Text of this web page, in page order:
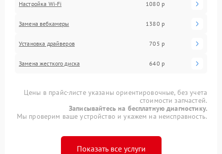
Настройка Wi-Fi 1080 р
Замена вебкамеры 1380 р
Установка драйверов 705 р
Замена жесткого диска 640 р
Цены в прайс-листе указаны ориентировочные, без учета
стоимости запчастей.
Записывайтесь на бесплатную диагностику.
Мы проверим ваше устройство и укажем на неисправность.
Показать все услуги